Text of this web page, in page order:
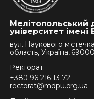
Мелітопольський
університет
вул. Наукового
область, Україна, 69000
Ректорат:
+380 96 216 13 72
rectorat@mdpu.org.ua